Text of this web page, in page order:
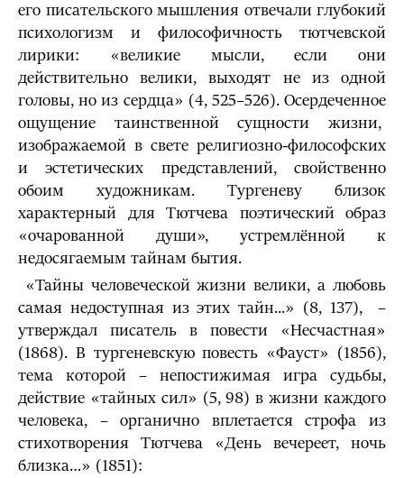
его писательского мышления отвечали глубокий
психологизм и философичность тютчевской
лирики: «великие мысли, если они
действительно велики, выходят не из одной
головы, но из сердца» (4, 525–526). Осердеченное
ощущение таинственной сущности жизни,
изображаемой в свете религиозно-философских
и эстетических представлений, свойственно
обоим художникам. Тургеневу близок
характерный для Тютчева поэтический образ
«очарованной души», устремлённой к
недосягаемым тайнам бытия.
«Тайны человеческой жизни велики, а любовь
самая недоступная из этих тайн...» (8, 137), –
утверждал писатель в повести «Несчастная»
(1868). В тургеневскую повесть «Фауст» (1856),
тема которой – непостижимая игра судьбы,
действие «тайных сил» (5, 98) в жизни каждого
человека, – органично вплетается строфа из
стихотворения Тютчева «День вечереет, ночь
близка…» (1851):